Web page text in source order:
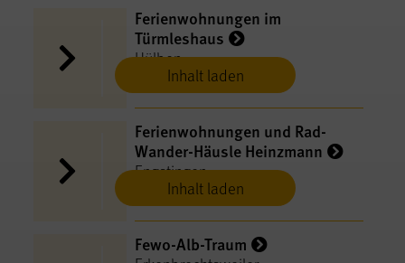
Inhalt laden
Ferienwohnungen im
Türmleshaus
Hülben
Inhalt laden
Ferienwohnungen und Rad-
Wander-Häusle Heinzmann
Engstingen
Fewo-Alb-Traum